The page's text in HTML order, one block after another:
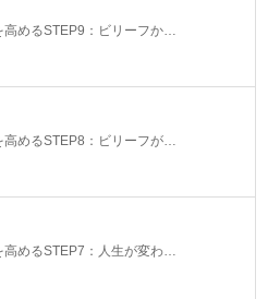
高めるSTEP9：ビリーフか…
高めるSTEP8：ビリーフが…
高めるSTEP7：人生が変わ…